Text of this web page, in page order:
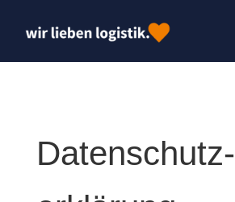
Datenschutz­